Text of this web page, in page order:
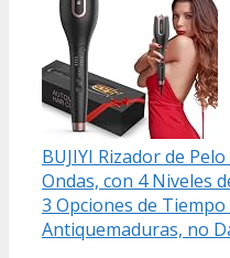
BUJIYI Rizador de
Ondas, con 4 Niveles
3 Opciones de
Antiquemaduras, no